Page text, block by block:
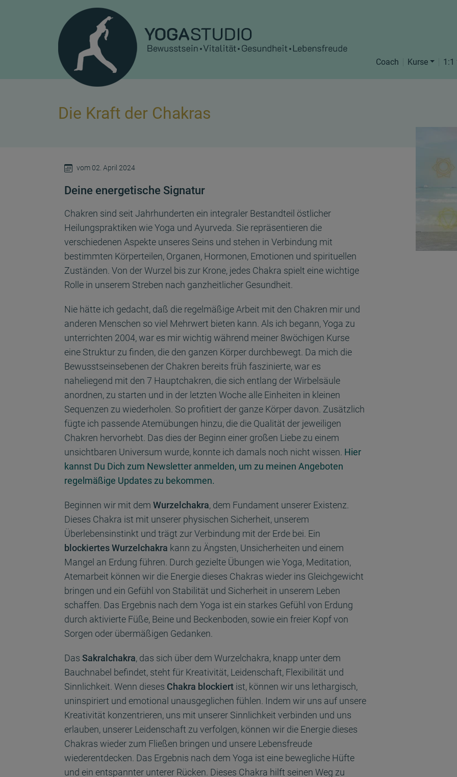
Coach Kurse 1:1
Die Kraft der Chakras
vom 02. April 2024
Deine energetische Signatur
Chakren sind seit Jahrhunderten ein integraler Bestandteil östlicher
Heilungspraktiken wie Yoga und Ayurveda. Sie repräsentieren die
verschiedenen Aspekte unseres Seins und stehen in Verbindung mit
bestimmten Körperteilen, Organen, Hormonen, Emotionen und spirituellen
Zuständen. Von der Wurzel bis zur Krone, jedes Chakra spielt eine wichtige
Rolle in unserem Streben nach ganzheitlicher Gesundheit.
Nie hätte ich gedacht, daß die regelmäßige Arbeit mit den Chakren mir und
anderen Menschen so viel Mehrwert bieten kann. Als ich begann, Yoga zu
unterrichten 2004, war es mir wichtig während meiner 8wöchigen Kurse
eine Struktur zu finden, die den ganzen Körper durchbewegt. Da mich die
Bewusstseinsebenen der Chakren bereits früh faszinierte, war es
naheliegend mit den 7 Hauptchakren, die sich entlang der Wirbelsäule
anordnen, zu starten und in der letzten Woche alle Einheiten in kleinen
Sequenzen zu wiederholen. So profitiert der ganze Körper davon. Zusätzlich
fügte ich passende Atemübungen hinzu, die die Qualität der jeweiligen
Chakren hervorhebt. Das dies der Beginn einer großen Liebe zu einem
unsichtbaren Universum wurde, konnte ich damals noch nicht wissen. Hier
kannst Du Dich zum Newsletter anmelden, um zu meinen Angeboten
regelmäßige Updates zu bekommen.
Beginnen wir mit dem Wurzelchakra, dem Fundament unserer Existenz.
Dieses Chakra ist mit unserer physischen Sicherheit, unserem
Überlebensinstinkt und trägt zur Verbindung mit der Erde bei. Ein
blockiertes Wurzelchakra kann zu Ängsten, Unsicherheiten und einem
Mangel an Erdung führen. Durch gezielte Übungen wie Yoga, Meditation,
Atemarbeit können wir die Energie dieses Chakras wieder ins Gleichgewicht
bringen und ein Gefühl von Stabilität und Sicherheit in unserem Leben
schaffen. Das Ergebnis nach dem Yoga ist ein starkes Gefühl von Erdung
durch aktivierte Füße, Beine und Beckenboden, sowie ein freier Kopf von
Sorgen oder übermäßigen Gedanken.
Das Sakralchakra, das sich über dem Wurzelchakra, knapp unter dem
Bauchnabel befindet, steht für Kreativität, Leidenschaft, Flexibilität und
Sinnlichkeit. Wenn dieses Chakra blockiert ist, können wir uns lethargisch,
uninspiriert und emotional unausgeglichen fühlen. Indem wir uns auf unsere
Kreativität konzentrieren, uns mit unserer Sinnlichkeit verbinden und uns
erlauben, unserer Leidenschaft zu verfolgen, können wir die Energie dieses
Chakras wieder zum Fließen bringen und unsere Lebensfreude
wiederentdecken. Das Ergebnis nach dem Yoga ist eine bewegliche Hüfte
und ein entspannter unterer Rücken. Dieses Chakra hilft seinen Weg zu